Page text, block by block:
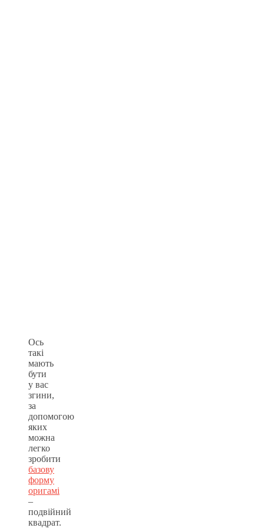
Ось
такі
мають
бути
у вас
згини,
за
допомогою
яких
можна
легко
зробити
базову
форму
оригамі
–
подвійний
квадрат.